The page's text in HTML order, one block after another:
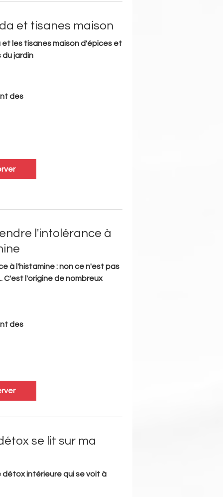
et tisanes maison
et les tisanes maison d'épices et
jardin
des
l'intolérance à
à l'histamine : non ce n'est pas
C'est l'origine de nombreux
des
se lit sur ma
détox intérieure qui se voit à